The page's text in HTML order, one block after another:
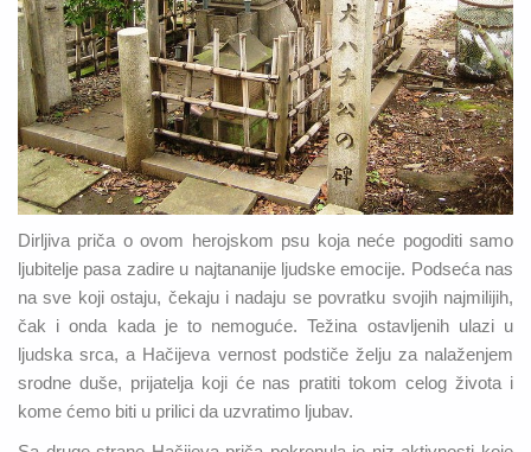
Dirljiva priča o ovom herojskom psu koja neće pogoditi samo
ljubitelje pasa zadire u najtananije ljudske emocije. Podseća nas
na sve koji ostaju, čekaju i nadaju se povratku svojih najmilijih,
čak i onda kada je to nemoguće. Težina ostavljenih ulazi u
ljudska srca, a Hačijeva vernost podstiče želju za nalaženjem
srodne duše, prijatelja koji će nas pratiti tokom celog života i
kome ćemo biti u prilici da uzvratimo ljubav.